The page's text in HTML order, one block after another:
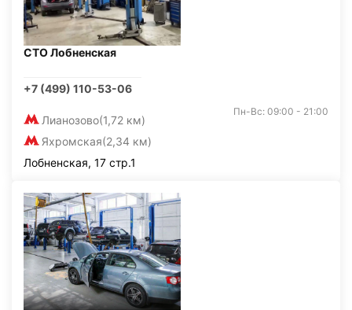
СТО Лобненская
+7 (499) 110-53-06
Лианозово(1,72 км)
Яхромская(2,34 км)
Пн-Вс: 09:00 - 21:00
Лобненская, 17 стр.1